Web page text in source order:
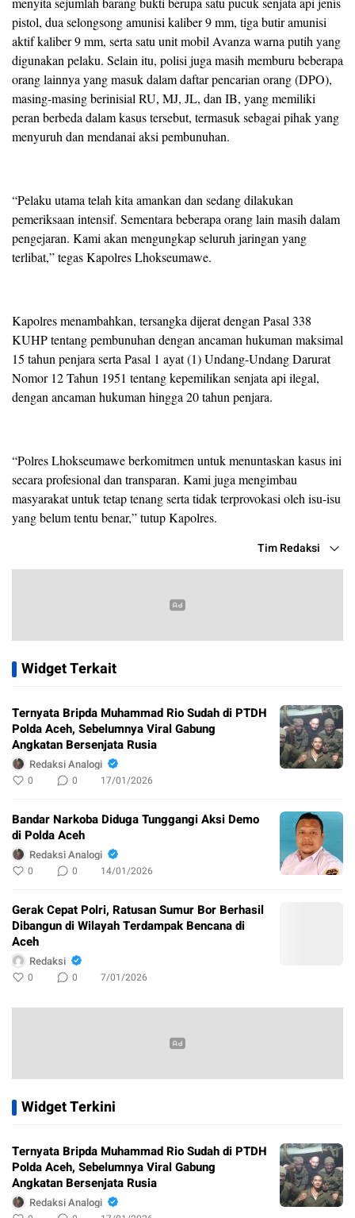
pistol, dua selongsong amunisi kaliber 9 mm, tiga butir amunisi
aktif kaliber 9 mm, serta satu unit mobil Avanza warna putih yang
digunakan pelaku. Selain itu, polisi juga masih memburu beberapa
orang lainnya yang masuk dalam daftar pencarian orang (DPO),
masing-masing berinisial RU, MJ, JL, dan IB, yang memiliki
peran berbeda dalam kasus tersebut, termasuk sebagai pihak yang
menyuruh dan mendanai aksi pembunuhan.
“Pelaku utama telah kita amankan dan sedang dilakukan
pemeriksaan intensif. Sementara beberapa orang lain masih dalam
pengejaran. Kami akan mengungkap seluruh jaringan yang
terlibat,” tegas Kapolres Lhokseumawe.
Kapolres menambahkan, tersangka dijerat dengan Pasal 338
KUHP tentang pembunuhan dengan ancaman hukuman maksimal
15 tahun penjara serta Pasal 1 ayat (1) Undang-Undang Darurat
Nomor 12 Tahun 1951 tentang kepemilikan senjata api ilegal,
dengan ancaman hukuman hingga 20 tahun penjara.
“Polres Lhokseumawe berkomitmen untuk menuntaskan kasus ini
secara profesional dan transparan. Kami juga mengimbau
masyarakat untuk tetap tenang serta tidak terprovokasi oleh isu-isu
yang belum tentu benar,” tutup Kapolres.
Tim Redaksi
Widget Terkait
Ternyata Bripda Muhammad Rio Sudah di PTDH
Polda Aceh, Sebelumnya Viral Gabung
Angkatan Bersenjata Rusia
Redaksi Analogi
0 0 17/01/2026
Bandar Narkoba Diduga Tunggangi Aksi Demo
di Polda Aceh
Redaksi Analogi
0 0 14/01/2026
Gerak Cepat Polri, Ratusan Sumur Bor Berhasil
Dibangun di Wilayah Terdampak Bencana di
Aceh
Redaksi
0 0 7/01/2026
Widget Terkini
Ternyata Bripda Muhammad Rio Sudah di PTDH
Polda Aceh, Sebelumnya Viral Gabung
Angkatan Bersenjata Rusia
Redaksi Analogi